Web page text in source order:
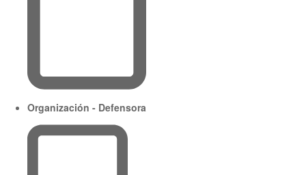
Organización - Defensora